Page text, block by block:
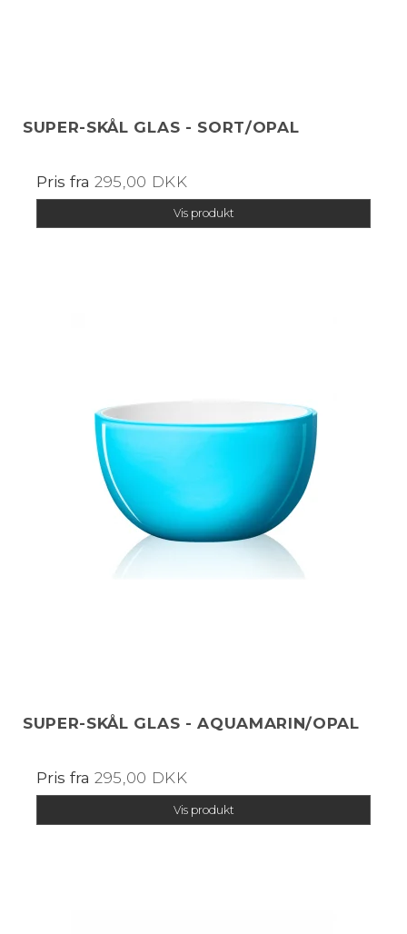
SUPER-SKÅL GLAS - SORT/OPAL
Pris fra 295,00 DKK
Vis produkt
SUPER-SKÅL GLAS - AQUAMARIN/OPAL
Pris fra 295,00 DKK
Vis produkt